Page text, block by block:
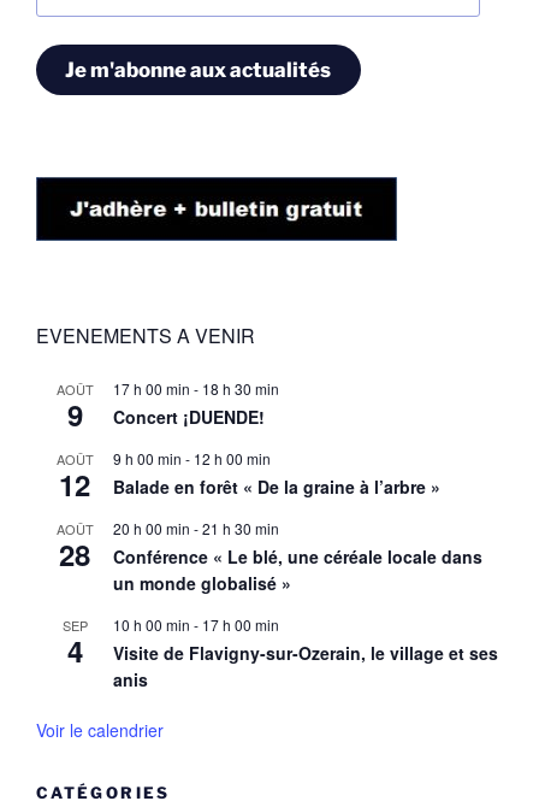
Je m'abonne aux actualités
EVENEMENTS A VENIR
AOÛT
9
17 h 00 min - 18 h 30 min
Concert ¡DUENDE!
AOÛT
12
9 h 00 min - 12 h 00 min
Balade en forêt « De la graine à l’arbre »
AOÛT
28
20 h 00 min -21 h 30 min
Conférence « Le blé, une céréale locale dans
un monde globalisé »
SEP
4
10 h 00 min - 17 h 00 min
Visite de Flavigny-sur-Ozerain, le village et ses
anis
Voir le calendrier
CATÉGORIES